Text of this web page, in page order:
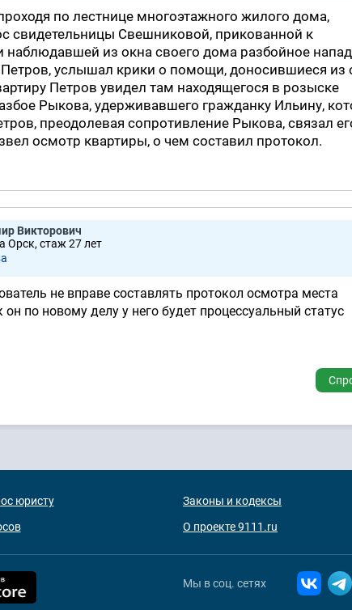
по лестнице многоэтажного жилого дома,
свидетельницы Свешниковой, прикованной к
наблюдавшей из окна своего дома разбойное
Петров, услышал крики о помощи, доносившиеся из
Петров увидел там находящегося в розыске
Рыкова, удерживавшего гражданку Ильину,
преодолевая сопротивление Рыкова, связал
осмотр квартиры, о чем составил протокол.
Викторович
Орск, стаж 27 лет
не вправе составлять протокол осмотра места
по новому делу у него будет процессуальный статус
юристу
Законы и кодексы
О проекте 9111.ru
Мы в соц. сетях